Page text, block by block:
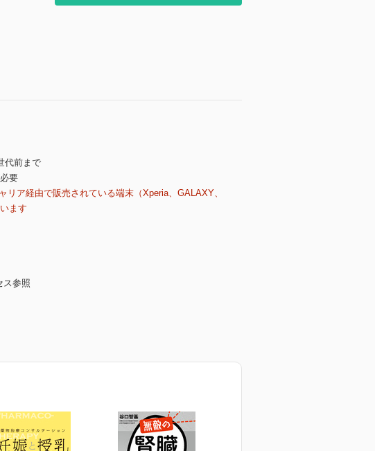
代前まで
要
ア経由で販売されている端末（Xperia、GALAXY、
ます
ス参照